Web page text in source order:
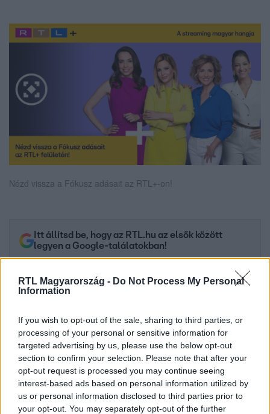
RTL Magyarország - Do Not Process My Personal
Information
If you wish to opt-out of the sale, sharing to third parties, or
processing of your personal or sensitive information for
targeted advertising by us, please use the below opt-out
section to confirm your selection. Please note that after your
opt-out request is processed you may continue seeing
interest-based ads based on personal information utilized by
us or personal information disclosed to third parties prior to
your opt-out. You may separately opt-out of the further
Nézd vissza a Fókusz adásait az RTL+-on!
Itt állítsd be, hogy az RTL.hu az elsők között
legyen a Google-találatokban!
Kövess minket, és értesülj a friss hírekről a